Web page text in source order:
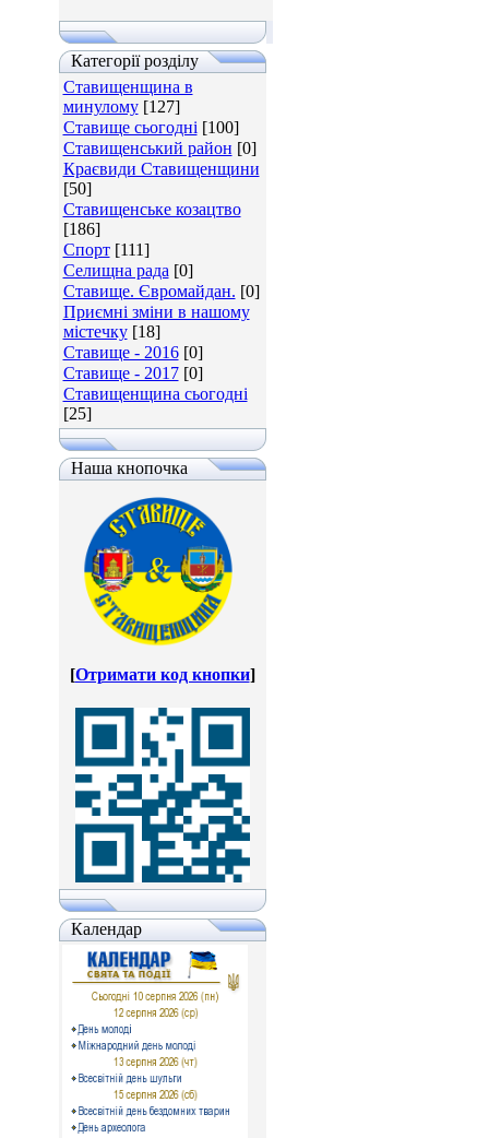
Категорії розділу
Ставищенщина в
минулому [127]
Ставище сьогодні [100]
Ставищенський район [0]
Краєвиди Ставищенщини
[50]
Ставищенське козацтво
[186]
Спорт [111]
Селищна рада [0]
Ставище. Євромайдан. [0]
Приємні зміни в нашому
містечку [18]
Ставище - 2016 [0]
Ставище - 2017 [0]
Ставищенщина сьогодні
[25]
Наша кнопочка
[Отримати код кнопки]
Календар